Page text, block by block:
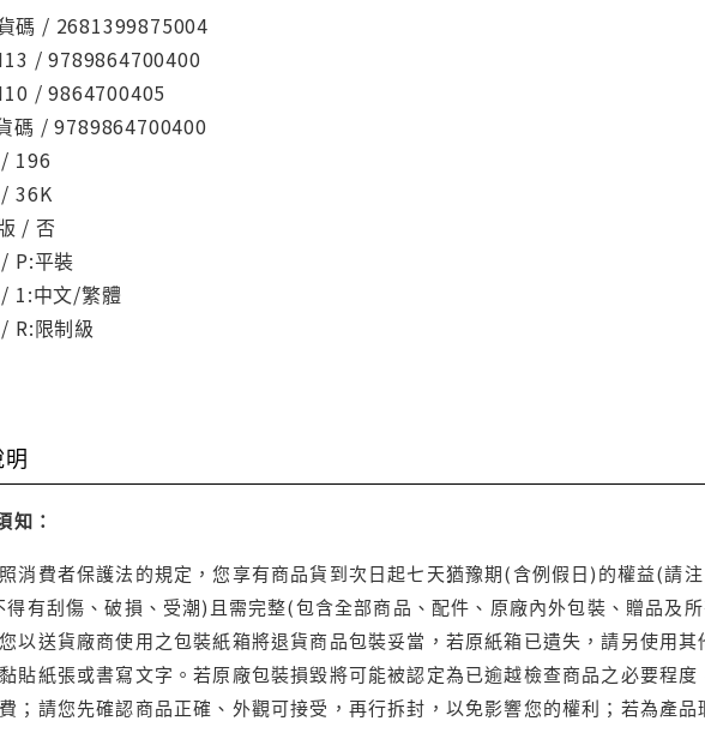
碼 / 2681399875004
/ 9789864700400
/ 9864700405
碼 / 9789864700400
196
36K
/ 否
P:平裝
1:中文/繁體
R:限制級
知：
消費者保護法的規定，您享有商品貨到次日起七天猶豫期(含例假日)的權益(請
得有刮傷、破損、受潮)且需完整(包含全部商品、配件、原廠內外包裝、贈品及
以送貨廠商使用之包裝紙箱將退貨商品包裝妥當，若原紙箱已遺失，請另使用
黏貼紙張或書寫文字。若原廠包裝損毀將可能被認定為已逾越檢查商品之必要程
；請您先確認商品正確、外觀可接受，再行拆封，以免影響您的權利；若為產